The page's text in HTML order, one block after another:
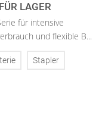
LAGER
für intensive
und flexible B...
Stapler